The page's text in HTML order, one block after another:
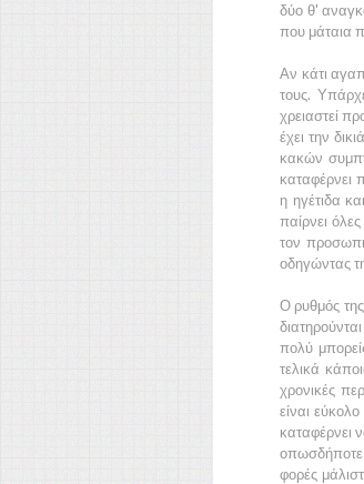
δύο θ'
που μάταια
Αν κάτι
τους.
χρειαστεί
έχει την
κακών
καταφέρνει
η ηγέτιδα
παίρνει
τον
οδηγώντας
Ο ρυθμός
πολύ
τελικά
χρονικές
είναι
καταφέρνει
οπωσδήποτε
φορές